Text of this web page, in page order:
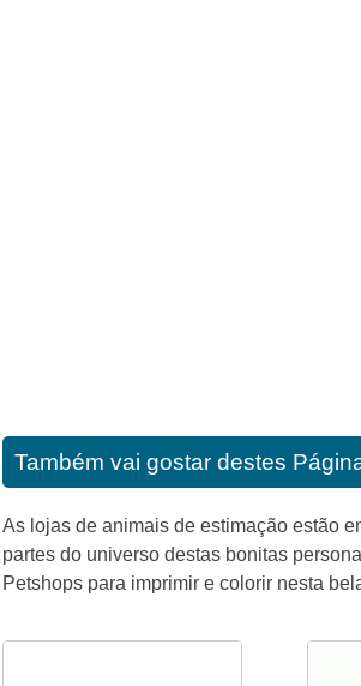
Também vai gostar destes
As lojas de animais de estimação estão
partes do universo destas bonitas
Petshops para imprimir e colorir nesta